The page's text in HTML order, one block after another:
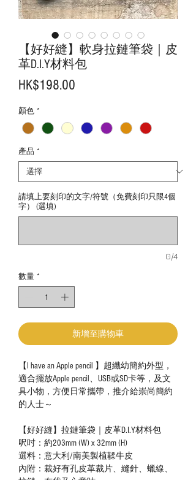
【好好縫】軟身拉鏈筆袋｜皮
革D.I.Y材料包
HK$198.00
顏色 *
產品 *
請填上要刻印的文字/符號（免費刻印只限4個
字） (選填)
0/4
數量 *
新增至購物車
【I have an Apple pencil 】超纖幼簡約外型，
適合擺放Apple pencil、USB或SD卡等，及文
具小物，方便日常攜帶，推介給崇尚簡約
的人士～
【好好縫】拉鏈筆袋｜皮革D.I.Y材料包
呎吋：約203mm (W) x 32mm (H)
選料：意大利/南美製植鞣牛皮
內附：裁好有孔皮革裁片、縫針、蠟線、